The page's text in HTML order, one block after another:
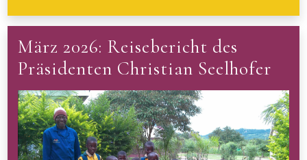
März 2026: Reisebericht des
Präsidenten Christian Seelhofer